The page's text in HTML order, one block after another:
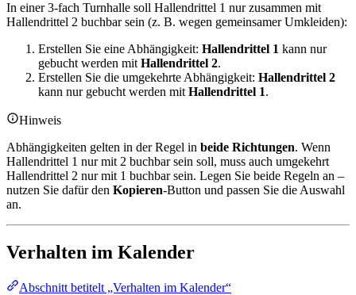
In einer 3-fach Turnhalle soll Hallendrittel 1 nur zusammen mit
Hallendrittel 2 buchbar sein (z. B. wegen gemeinsamer Umkleiden):
Erstellen Sie eine Abhängigkeit: Hallendrittel 1 kann nur
gebucht werden mit Hallendrittel 2.
Erstellen Sie die umgekehrte Abhängigkeit: Hallendrittel 2
kann nur gebucht werden mit Hallendrittel 1.
Hinweis
Abhängigkeiten gelten in der Regel in beide Richtungen. Wenn
Hallendrittel 1 nur mit 2 buchbar sein soll, muss auch umgekehrt
Hallendrittel 2 nur mit 1 buchbar sein. Legen Sie beide Regeln an –
nutzen Sie dafür den Kopieren-Button und passen Sie die Auswahl
an.
Verhalten im Kalender
Abschnitt betitelt „Verhalten im Kalender“